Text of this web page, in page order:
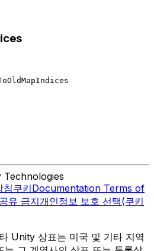
침쿠키Documentation Terms of
유 금지개인정보 보호 선택(쿠키
Unity 상표는 미국 및 기타 지역